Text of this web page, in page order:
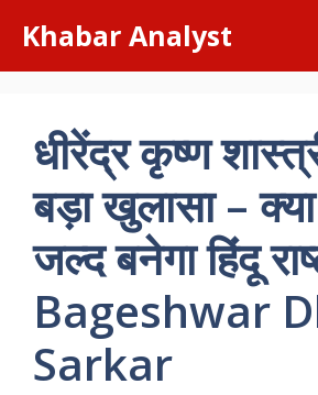
content
Khabar Analyst
धीरेंद्र कृष्ण
बड़ा खुलासा –
जल्द बनेगा हिंदू
Bageshwar
Sarkar